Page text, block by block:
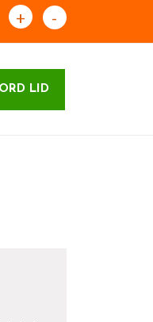
+ -
LID